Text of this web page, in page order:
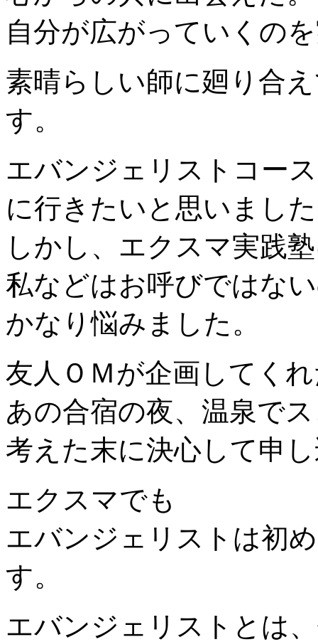
自分が広がっていくの
素晴らしい師に廻り合
す。
エバンジェリストコー
に行きたいと思いまし
しかし、エクスマ実践
私などはお呼びではな
かなり悩みました。
友人ＯＭが企画してく
あの合宿の夜、温泉で
考えた末に決心して申
エクスマでも
エバンジェリストは初
す。
エバンジェリストとは